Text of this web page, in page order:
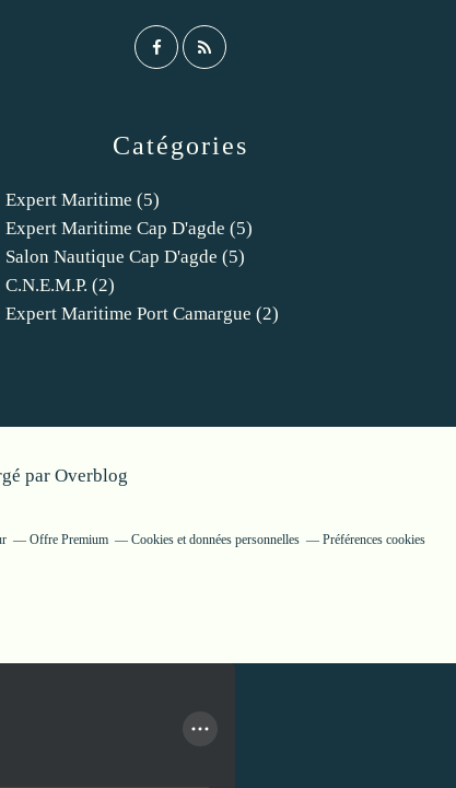
Catégories
Expert Maritime (5)
Expert Maritime Cap D'agde (5)
Salon Nautique Cap D'agde (5)
C.n.e.m.p. (2)
Expert Maritime Port Camargue (2)
par Overblog
Offre Premium Cookies et données personnelles Préférences cookies